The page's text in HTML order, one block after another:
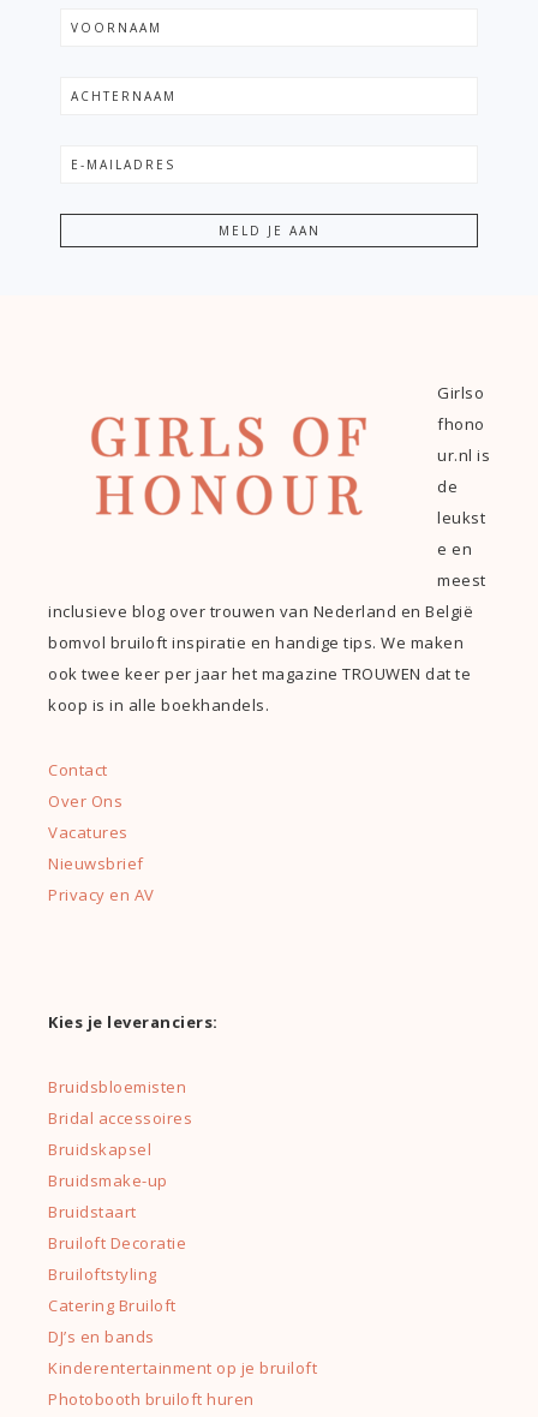
Girlso
fhono
ur.nl is
de
leukst
e en
meest
inclusieve blog over trouwen van Nederland en België
bomvol bruiloft inspiratie en handige tips. We maken
ook twee keer per jaar het magazine TROUWEN dat te
koop is in alle boekhandels.
Contact
Over Ons
Vacatures
Nieuwsbrief
Privacy en AV
Kies je leveranciers:
Bruidsbloemisten
Bridal accessoires
Bruidskapsel
Bruidsmake-up
Bruidstaart
Bruiloft Decoratie
Bruiloftstyling
Catering Bruiloft
DJ’s en bands
Kinderentertainment op je bruiloft
Photobooth bruiloft huren